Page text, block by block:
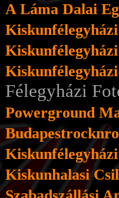
A Láma Dalai
Félegyházi
Powerground
Kiskunhalasi